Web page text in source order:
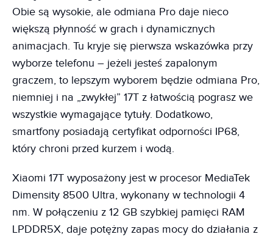
Obie są wysokie, ale odmiana Pro daje nieco
większą płynność w grach i dynamicznych
animacjach. Tu kryje się pierwsza wskazówka przy
wyborze telefonu – jeżeli jesteś zapalonym
graczem, to lepszym wyborem będzie odmiana Pro,
niemniej i na „zwykłej” 17T z łatwością pograsz we
wszystkie wymagające tytuły. Dodatkowo,
smartfony posiadają certyfikat odporności IP68,
który chroni przed kurzem i wodą.
Xiaomi 17T wyposażony jest w procesor MediaTek
Dimensity 8500 Ultra, wykonany w technologii 4
nm. W połączeniu z 12 GB szybkiej pamięci RAM
LPDDR5X, daje potężny zapas mocy do działania z